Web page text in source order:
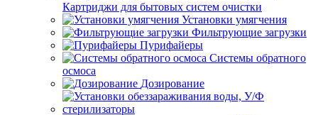
Картриджи для бытовых систем очистки
Установки умягчения
Фильтрующие загрузки
Пурифайеры
Системы обратного
осмоса
Дозирование